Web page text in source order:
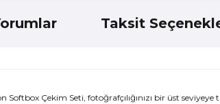
Taksit
Softbox Çekim Seti, fotoğrafçılığınızı bir üst